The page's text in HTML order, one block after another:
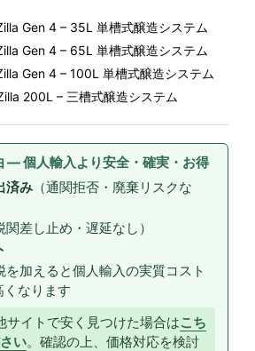
Gen 4 – 35L 単槽式醸造システム
Gen 4 – 65L 単槽式醸造システム
Gen 4 – 100L 単槽式醸造システム
200L – 三槽式醸造システム
— 個人輸入より安全・確実・お得
済み （通関拒否・廃棄リスクな
関差し止め・遅延なし）
を加えると個人輸入の実質コスト
くなります
イトで安く見つけた場合はこち
い。確認の上、価格対応を検討